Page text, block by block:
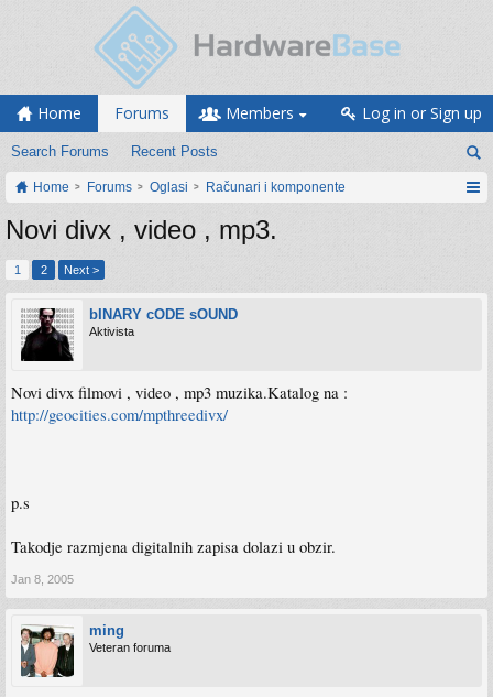
Home Forums
Search Forums Recent Posts
Members Log in or Sign up
Home Forums Oglasi Računari i komponente
Novi divx , video , mp3.
1 2 Next >
bINARY cODE sOUND
Aktivista
Novi divx filmovi , video , mp3 muzika.Katalog na :
http://geocities.com/mpthreedivx/
p.s
Takodje razmjena digitalnih zapisa dolazi u obzir.
Jan 8, 2005
ming
Veteran foruma